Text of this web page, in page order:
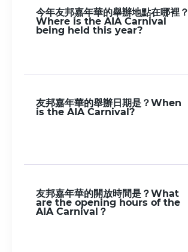
今年友邦嘉年華的舉辦地點在哪裡？
Where is the AIA Carnival
being held this year?
友邦嘉年華的舉辦日期是？When
is the AIA Carnival?
友邦嘉年華的開放時間是？What
are the opening hours of the
AIA Carnival？